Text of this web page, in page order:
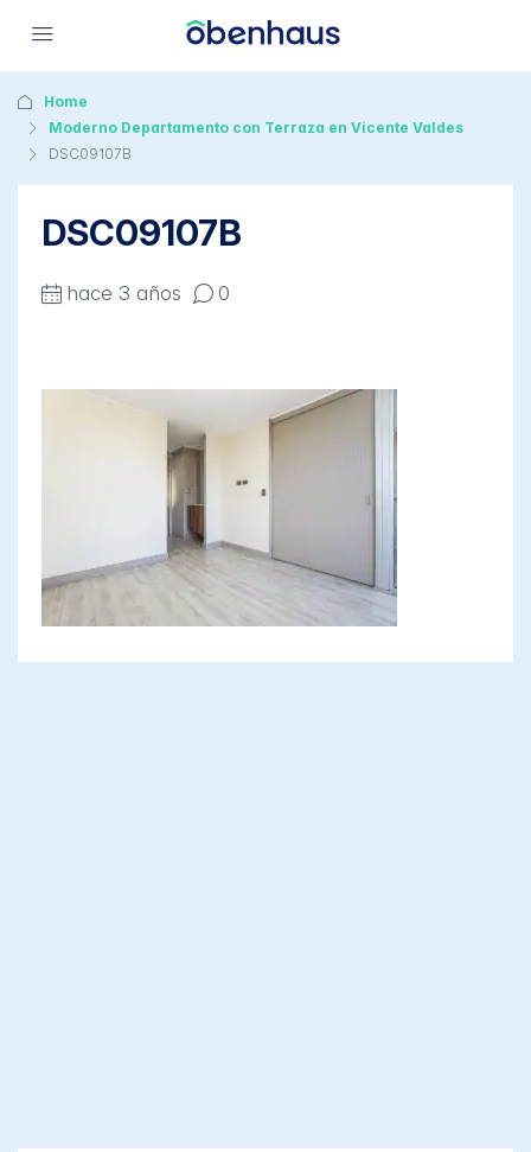
Home
Moderno Departamento con Terraza en Vicente Valdes
DSC09107B
DSC09107B
hace 3 años 0